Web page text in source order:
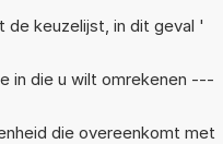
de keuzelijst, in dit geval '
in die u wilt omrekenen ---
die overeenkomt met